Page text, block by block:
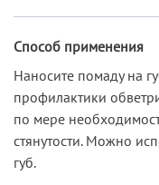
Способ применения
Наносите помаду на
профилактики
по мере
стянутости. Можно
губ.